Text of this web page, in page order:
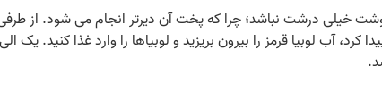
خیلی درشت نباشد؛ چرا که پخت آن دیرتر انجام می‌ شود. از